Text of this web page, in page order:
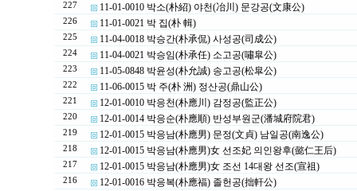
227 11-01-0010 박소(朴紹) 야천(冶川) 문강공(文康公)
226 11-01-0021 박 집(朴 輯)
225 11-04-0018 박승간(朴承侃) 사성공(司成公)
224 11-04-0021 박승임(朴承任) 소고공(嘯皐公)
223 11-05-0848 박윤성(朴允誠) 송고공(松皐公)
222 11-06-0015 박 주(朴 洲) 정산공(鼎山公)
221 12-01-0010 박응천(朴應川) 감정공(監正公)
220 12-01-0014 박응순(朴應順) 반성부원군(潘城府院君)
219 12-01-0015 박응남(朴應男) 문정(文貞) 남일공(南逸公)
218 12-01-0015 박응남(朴應男)女 선조妃 의인왕후(懿仁王后)
217 12-01-0015 박응남(朴應男)女 조선 14대왕 선조(宣祖)
216 12-01-0016 박응복(朴應福) 졸헌공(拙軒公)